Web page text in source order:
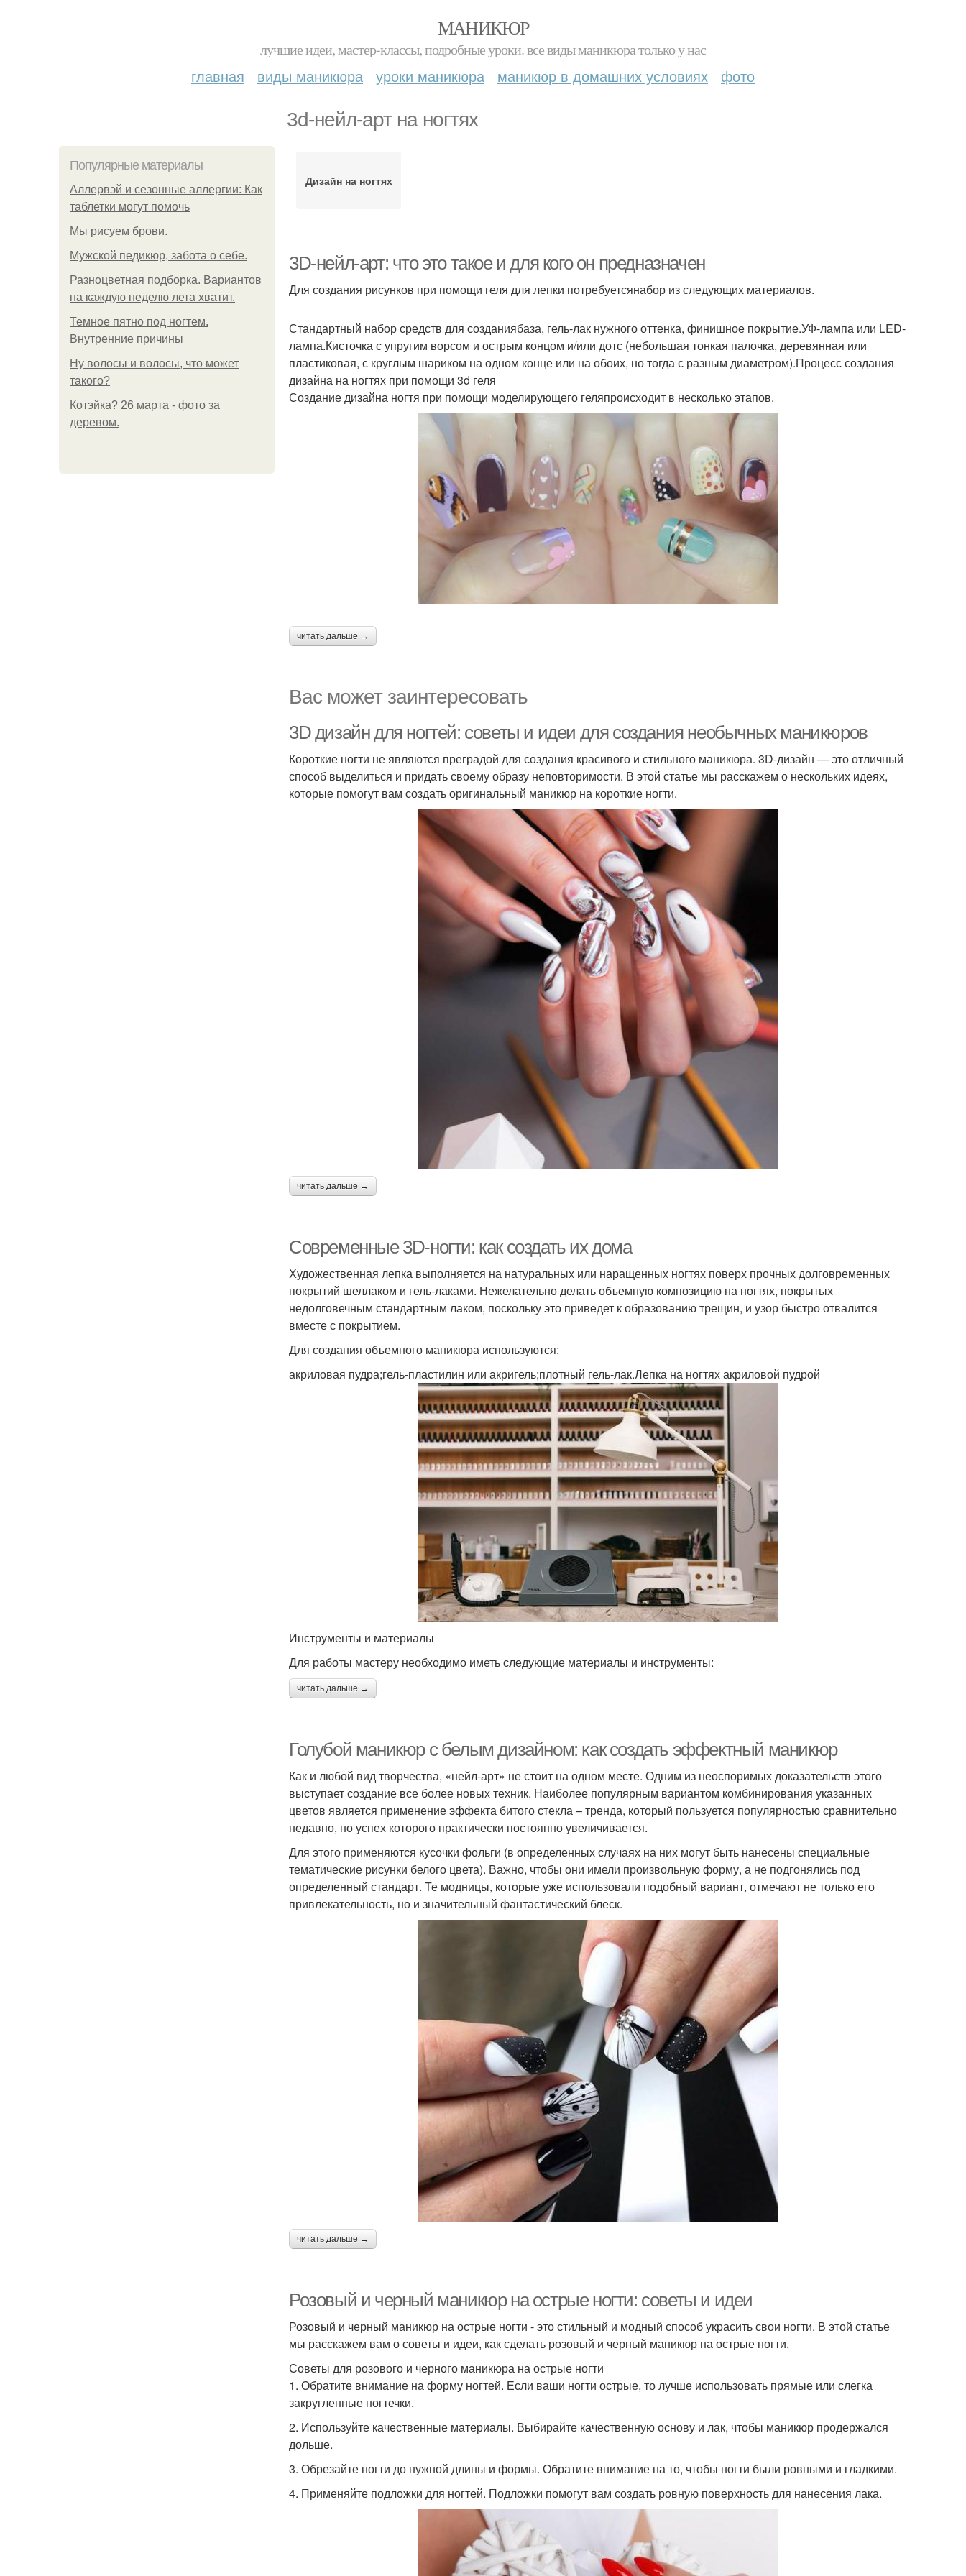
МАНИКЮР
лучшие идеи, мастер-классы, подробные уроки. все виды маникюра только у нас
главная виды маникюра уроки маникюра маникюр в домашних условиях фото
3d-нейл-арт на ногтях
Популярные материалы
Аллервэй и сезонные аллергии: Как
таблетки могут помочь
Мы рисуем брови.
Мужской педикюр, забота о себе.
Разноцветная подборка. Вариантов
на каждую неделю лета хватит.
Темное пятно под ногтем.
Внутренние причины
Ну волосы и волосы, что может
такого?
Котэйка? 26 марта - фото за
деревом.
Дизайн на ногтях
3D-нейл-арт: что это такое и для кого он предназначен
Для создания рисунков при помощи геля для лепки потребуетсянабор из следующих материалов.
Стандартный набор средств для созданиябаза, гель-лак нужного оттенка, финишное покрытие.УФ-лампа или LED-
лампа.Кисточка с упругим ворсом и острым концом и/или дотс (небольшая тонкая палочка, деревянная или
пластиковая, с круглым шариком на одном конце или на обоих, но тогда с разным диаметром).Процесс создания
дизайна на ногтях при помощи 3d геля
Создание дизайна ногтя при помощи моделирующего геляпроисходит в несколько этапов.
читать дальше →
Вас может заинтересовать
3D дизайн для ногтей: советы и идеи для создания необычных маникюров
Короткие ногти не являются преградой для создания красивого и стильного маникюра. 3D-дизайн — это отличный
способ выделиться и придать своему образу неповторимости. В этой статье мы расскажем о нескольких идеях,
которые помогут вам создать оригинальный маникюр на короткие ногти.
читать дальше →
Современные 3D-ногти: как создать их дома
Художественная лепка выполняется на натуральных или наращенных ногтях поверх прочных долговременных
покрытий шеллаком и гель-лаками. Нежелательно делать объемную композицию на ногтях, покрытых
недолговечным стандартным лаком, поскольку это приведет к образованию трещин, и узор быстро отвалится
вместе с покрытием.
Для создания объемного маникюра используются:
акриловая пудра;гель-пластилин или акригель;плотный гель-лак.Лепка на ногтях акриловой пудрой
Инструменты и материалы
Для работы мастеру необходимо иметь следующие материалы и инструменты:
читать дальше →
Голубой маникюр с белым дизайном: как создать эффектный маникюр
Как и любой вид творчества, «нейл-арт» не стоит на одном месте. Одним из неоспоримых доказательств этого
выступает создание все более новых техник. Наиболее популярным вариантом комбинирования указанных
цветов является применение эффекта битого стекла – тренда, который пользуется популярностью сравнительно
недавно, но успех которого практически постоянно увеличивается.
Для этого применяются кусочки фольги (в определенных случаях на них могут быть нанесены специальные
тематические рисунки белого цвета). Важно, чтобы они имели произвольную форму, а не подгонялись под
определенный стандарт. Те модницы, которые уже использовали подобный вариант, отмечают не только его
привлекательность, но и значительный фантастический блеск.
читать дальше →
Розовый и черный маникюр на острые ногти: советы и идеи
Розовый и черный маникюр на острые ногти - это стильный и модный способ украсить свои ногти. В этой статье
мы расскажем вам о советы и идеи, как сделать розовый и черный маникюр на острые ногти.
Советы для розового и черного маникюра на острые ногти
1. Обратите внимание на форму ногтей. Если ваши ногти острые, то лучше использовать прямые или слегка
закругленные ногтечки.
2. Используйте качественные материалы. Выбирайте качественную основу и лак, чтобы маникюр продержался
дольше.
3. Обрезайте ногти до нужной длины и формы. Обратите внимание на то, чтобы ногти были ровными и гладкими.
4. Применяйте подложки для ногтей. Подложки помогут вам создать ровную поверхность для нанесения лака.